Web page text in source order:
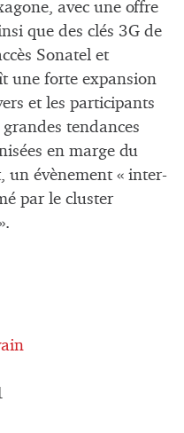
avec une offre
que des clés 3G de
Sonatel et
une forte expansion
et les participants
tendances
en marge du
un évènement « inter-
par le cluster